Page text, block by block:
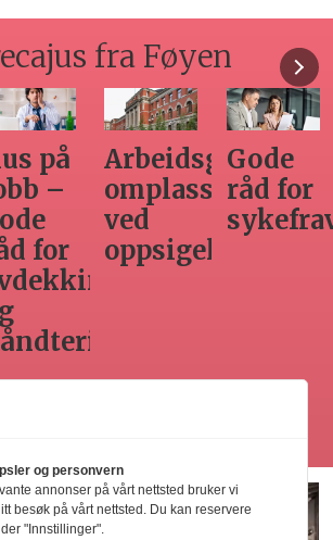
fra Føyen
for
Seminar
om
varsling
Hvilken
adgang
har
og personvern
annonser på vårt nettsted bruker vi
besøk på vårt nettsted. Du kan reservere
"Innstillinger".